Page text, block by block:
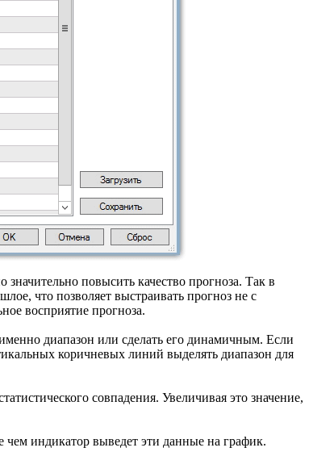
повысить качество прогноза. Так в
что позволяет выстраивать прогноз не с
восприятие прогноза.
диапазон или сделать его динамичным. Если
коричневых линий выделять диапазон для
совпадения. Увеличивая это значение,
чем индикатор выведет эти данные на график.